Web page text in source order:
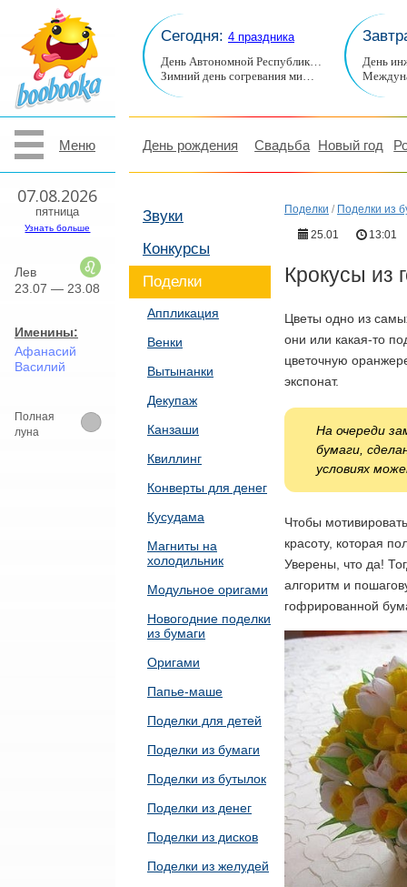
Меню
07.08.2026
пятница
Узнать больше
Лев
23.07 — 23.08
Именины:
Афанасий
Василий
Полная
луна
Сегодня: 4 праздника
День Автономной Республик…
Зимний день согревания ми…
День
День рождения Свадьба Новый год
Звуки
Конкурсы
Поделки
Аппликация
Венки
Вытынанки
Декупаж
Канзаши
Квиллинг
Конверты для денег
Кусудама
Магниты на
холодильник
Модульное оригами
Новогодние поделки
из бумаги
Оригами
Папье-маше
Поделки для детей
Поделки из бумаги
Поделки из бутылок
Поделки из денег
Поделки из дисков
Поделки из желудей
Поделки / Поделки из
25.01
13:01
Крокусы из
Цветы одно из
они или какая-то
цветочную
экспонат.
На очереди
бумаги,
условиях
Чтобы
красоту, которая
Уверены, что да!
алгоритм и
гофрированной